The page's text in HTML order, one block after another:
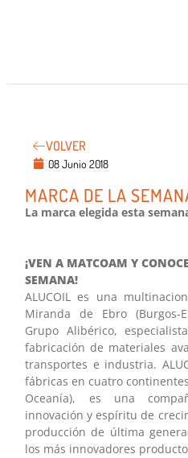
VOLVER
08 Junio 2018
MARCA DE LA
La marca elegida esta
¡VEN A MATCOAM Y
SEMANA!
ALUCOIL es una
Miranda de Ebro (Burgos-
Grupo Alibérico,
fabricación de materiales
transportes e industria.
fábricas en cuatro
Oceanía), es una
innovación y espíritu de
producción de última
los más innovadores